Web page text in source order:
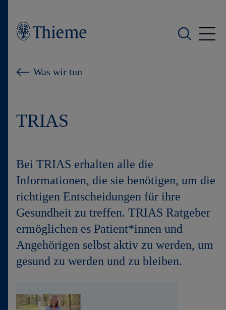
Wen wir unterstützen
Shop
Karriere
Kontakt
Was wir tun
TRIAS
Bei TRIAS erhalten alle die
Informationen, die sie benötigen, um die
richtigen Entscheidungen für ihre
Gesundheit zu treffen. TRIAS Ratgeber
ermöglichen es Patient*innen und
Angehörigen selbst aktiv zu werden, um
gesund zu werden und zu bleiben.